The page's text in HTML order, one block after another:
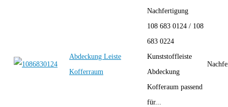
Nachfertigung
Abdeckung Leiste
Kofferraum
108 683 0124 / 108
683 0224
Kunststoffleiste
Abdeckung
Kofferaum passend
für...